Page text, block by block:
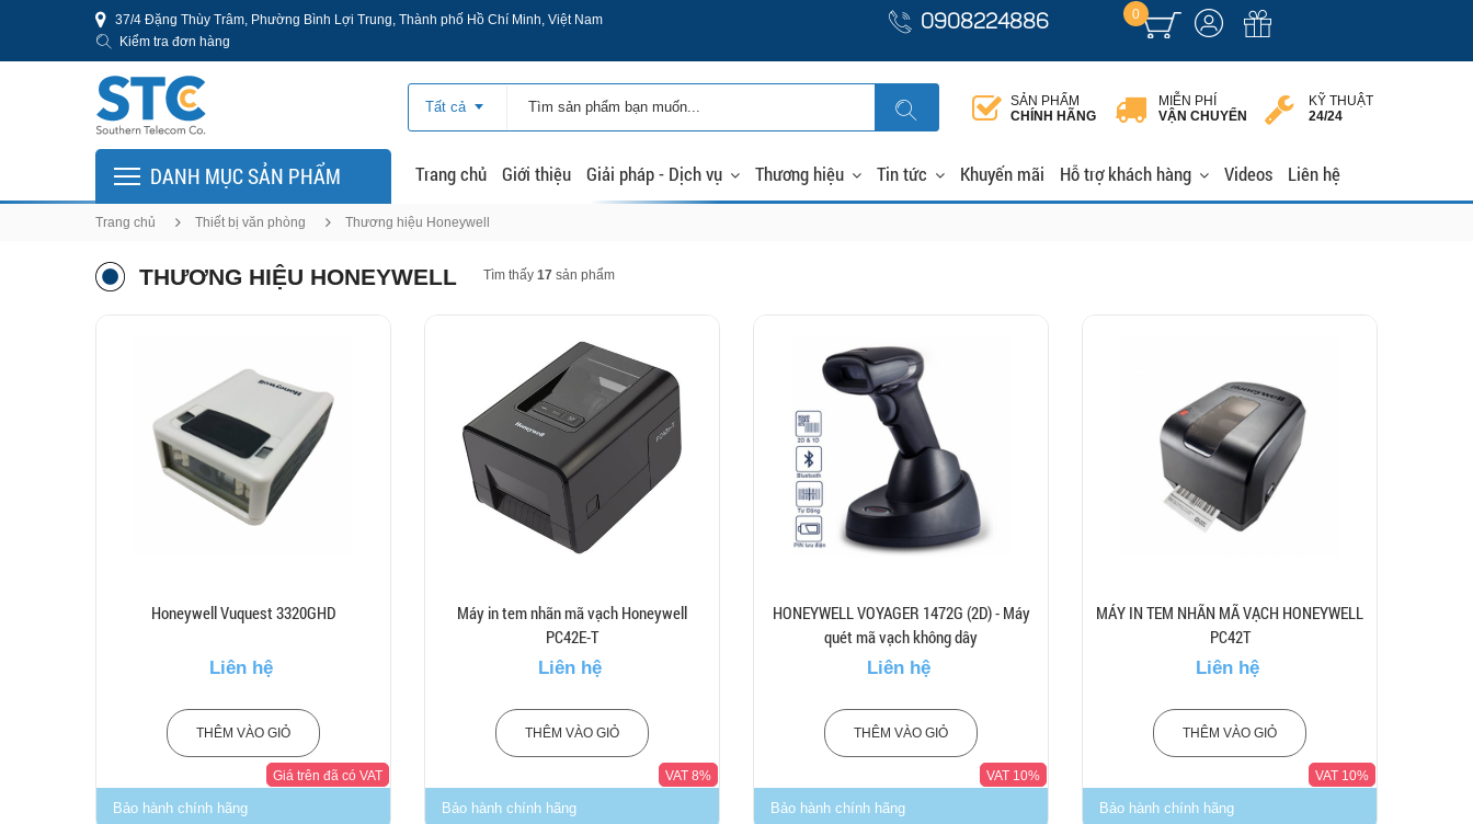
37/4 Đặng Thùy Trâm, Phường Bình Lợi Trung, Thành phố Hồ Chí Minh, Việt Nam
Kiểm tra đơn hàng
0908224886 0
Tất cả
SẢN PHẨM
CHÍNH HÃNG
MIỄN PHÍ
VẬN CHUYỂN
KỸ THUẬT
24/24
DANH MỤC SẢN PHẨM Trang chủ Giới thiệu Giải pháp - Dịch vụ Thương hiệu Tin tức Khuyến mãi Hỗ trợ khách hàng Videos Liên hệ
Trang chủ Thiết bị văn phòng Thương hiệu Honeywell
THƯƠNG HIỆU HONEYWELL Tìm thấy 17 sản phẩm
Honeywell Vuquest 3320GHD
Liên hệ
THÊM VÀO GIỎ
Bảo hành chính hãng
Giá trên đã có VAT
Máy in tem nhãn mã vạch Honeywell
PC42E-T
Liên hệ
THÊM VÀO GIỎ
Bảo hành chính hãng
VAT 8%
HONEYWELL VOYAGER 1472G (2D) - Máy
quét mã vạch không dây
Liên hệ
THÊM VÀO GIỎ
Bảo hành chính hãng
VAT 10%
MÁY IN TEM NHÃN MÃ VẠCH HONEYWELL
PC42T
Liên hệ
THÊM VÀO GIỎ
Bảo hành chính hãng
VAT 10%